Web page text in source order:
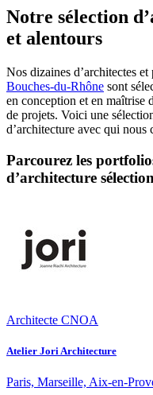
Notre sélection
et alentours
Nos dizaines d’architectes
Bouches-du-Rhône sont
en conception et en maîtrise
de projets. Voici une
d’architecture avec qui nous
Parcourez les
d’architecture
Architecte CNOA
Atelier Jori Architecture
Paris, Marseille, Aix-en-